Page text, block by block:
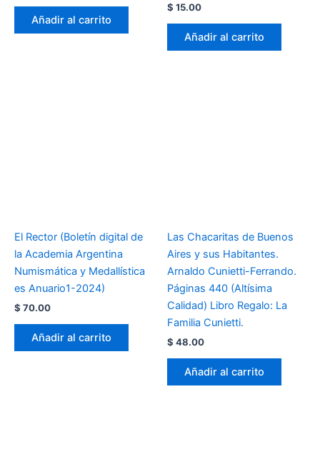
Añadir al carrito
$ 15.00
Añadir al carrito
El Rector (Boletín digital de
la Academia Argentina
Numismática y Medallística
es Anuario1-2024)
$ 70.00
Añadir al carrito
Las Chacaritas de Buenos
Aires y sus Habitantes.
Arnaldo Cunietti-Ferrando.
Páginas 440 (Altísima
Calidad) Libro Regalo: La
Familia Cunietti.
$ 48.00
Añadir al carrito